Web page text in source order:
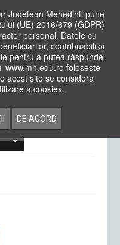
Judetean Mehedinti pune
(UE) 2016/679 (GDPR)
personal. Datele cu
contribuabililor
pentru a putea răspunde
www.mh.edu.ro folosește
acest site se considera
a cookies.
DE ACORD